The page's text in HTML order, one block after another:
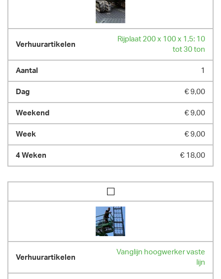
Rijplaat 200 x 100 x 1,5: 10
tot 30 ton
1
€ 9,00
€ 9,00
€ 9,00
€ 18,00
Vanglijn hoogwerker vaste
lijn